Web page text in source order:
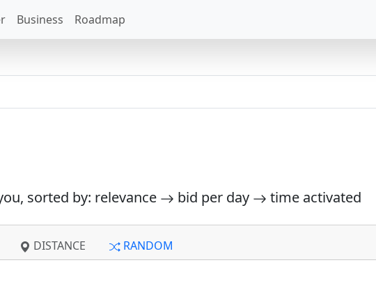
Business Roadmap
sorted by: relevance bid per day time activated
DISTANCE RANDOM